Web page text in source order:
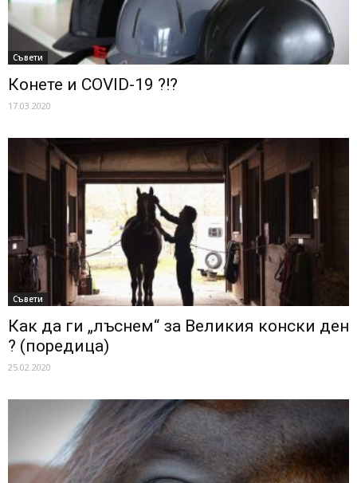
Съвети
Конете и COVID-19 ?!?
17.03.2020
Съвети
Как да ги „лъснем“ за Великия конски ден
? (поредица)
25.02.2020